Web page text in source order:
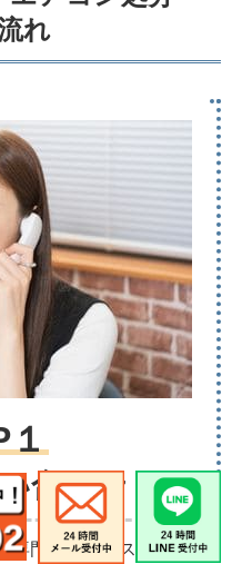
れ
１
合わせ
専門のコールスタッフ